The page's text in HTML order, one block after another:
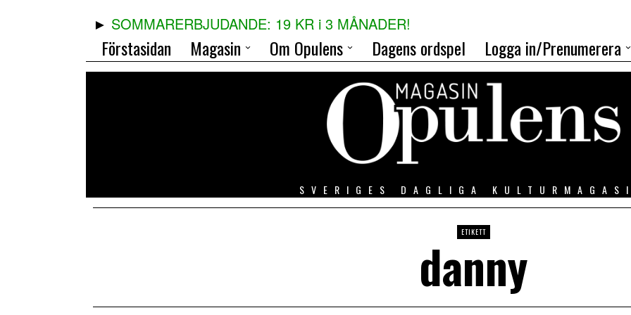
SOMMARERBJUDANDE: 19 KR i 3 MÅNADER!
Förstasidan Magasin Om Opulens Dagens ordspel Logga in/Prenumerera
SVERIGES DAGLIGA
ETIKETT
danny